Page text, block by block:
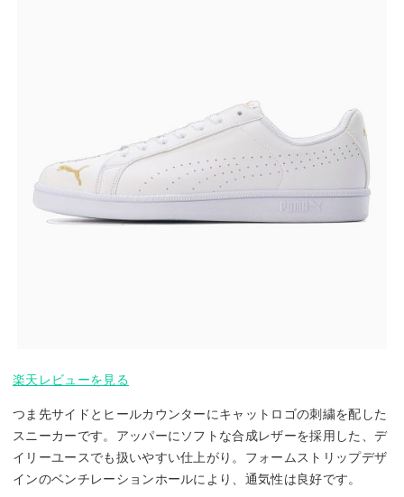
楽天レビューを見る
つま先サイドとヒールカウンターにキャットロゴの刺繍を配した
スニーカーです。アッパーにソフトな合成レザーを採用した、デ
イリーユースでも扱いやすい仕上がり。フォームストリップデザ
インのベンチレーションホールにより、通気性は良好です。